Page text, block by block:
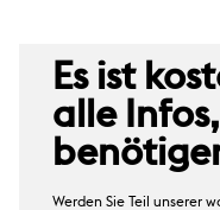
Es ist
alle
Werden Sie Teil unserer